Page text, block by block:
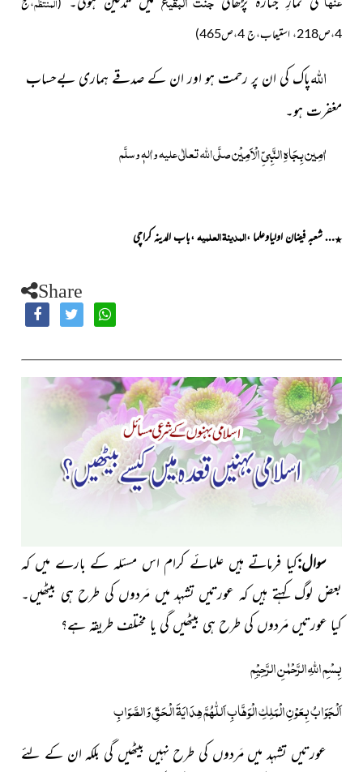
4،ص218، استیعاب،ج 4،ص465)
اللہپاک کی ان پر رحمت ہو اور ان کے صدقے ہماری بےحساب
مغفرت ہو۔
اٰمِین بِجَاہِ النَّبِیِّ الْاَمِیْنصلَّی اللہ تعالٰی علیہ واٰلہٖ وسلَّم
٭… شعبہ فیضان اولیاوعلما ،المدینۃ العلمیہ ،باب المدینہ کراچی
Share
سوال:کیا فرماتے ہیں علمائے کرام اس مسئلہ کے بارے میں کہ
بعض لوگ کہتے ہیں کہ عورتیں تشہد میں مَردوں کی طرح ہی بیٹھیں۔
کیا عورتیں مَردوں کی طرح ہی بیٹھیں گی یا مختلف طریقہ ہے؟
بِسْمِ اللّٰہِ الرَّحْمٰنِ الرَّحِیْمِ
اَلْجَوَابُ بِعَوْنِ الْمَلِکِ الْوَھَّابِ اَللّٰھُمَّ ھِدَایَۃَ الْحَقِّ وَالصَّوَابِ
عورتیں تشہد میں مَردوں کی طرح نہیں بیٹھیں گی بلکہ ان کے لئے